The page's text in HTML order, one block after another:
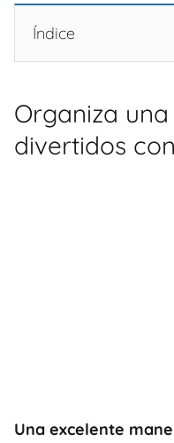
Índice
Organiza
divertidos
Una excelente